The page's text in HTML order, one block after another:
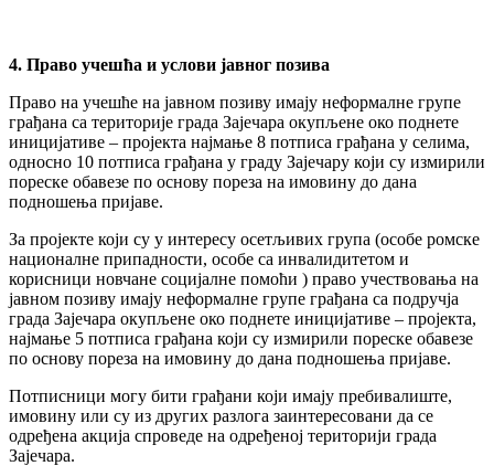
4. Право учешћа и услови јавног позива
Право на учешће на јавном позиву имају неформалне групе
грађана са територије града Зајечара окупљене око поднете
иницијативе – пројекта најмање 8 потписа грађана у селима,
односно 10 потписа грађана у граду Зајечару који су измирили
пореске обавезе по основу пореза на имовину до дана
подношења пријаве.
За пројекте који су у интересу осетљивих група (особе ромске
националне припадности, особе са инвалидитетом и
корисници новчане социјалне помоћи ) право учествовања на
јавном позиву имају неформалне групе грађана са подручја
града Зајечара окупљене око поднете иницијативе – пројекта,
најмање 5 потписа грађана који су измирили пореске обавезе
по основу пореза на имовину до дана подношења пријаве.
Потписници могу бити грађани који имају пребивалиште,
имовину или су из других разлога заинтересовани да се
одређена акција спроведе на одређеној територији града
Зајечара.